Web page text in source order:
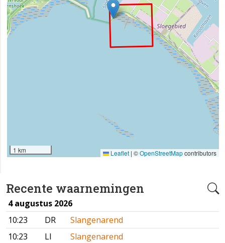
Recente waarnemingen
4 augustus 2026
10:23
DR
Slangenarend
10:23
LI
Slangenarend
1 km Leaflet | ©OpenStreetMapcontributors